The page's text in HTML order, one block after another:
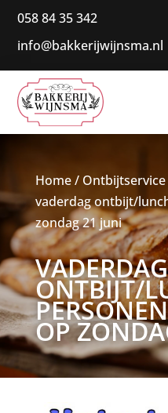
058 84 35 342
|
info@bakkerijwijnsma.nl
Home/
vaderdag ontbijt/
zondag 21 juni
VADERDAG
ONTBIJT/
OP